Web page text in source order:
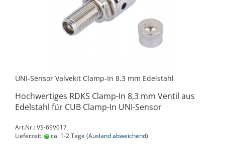
UNI-Sensor Valvekit Clamp-In 8,3 mm Edelstahl
Hochwertiges RDKS Clamp-In 8,3 mm Ventil aus
Edelstahl für CUB Clamp-In UNI-Sensor
Art.Nr.: VS-69V017
Lieferzeit:
ca. 1-2 Tage (Ausland abweichend)